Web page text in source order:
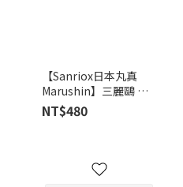
【Sanriox日本丸真
Marushin】三麗鷗 純
棉毛巾 ｜ 三種款式
NT$480